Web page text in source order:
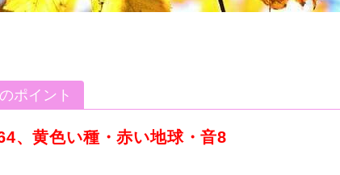
ポイント
、黄色い種・赤い地球・音8